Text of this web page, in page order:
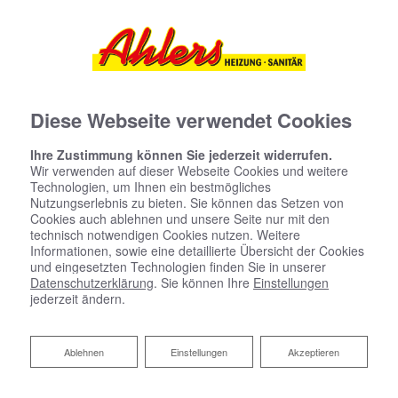
Fresh-up für Ihr Bad von Jürgen
Ahlers
Diese Webseite verwendet Cookies
Ihre Zustimmung können Sie jederzeit widerrufen.
Wir verwenden auf dieser Webseite Cookies und weitere
Technologien, um Ihnen ein bestmögliches
Nutzungserlebnis zu bieten. Sie können das Setzen von
Cookies auch ablehnen und unsere Seite nur mit den
technisch notwendigen Cookies nutzen. Weitere
Informationen, sowie eine detaillierte Übersicht der Cookies
und eingesetzten Technologien finden Sie in unserer
Datenschutzerklärung. Sie können Ihre Einstellungen
jederzeit ändern.
Akzeptieren
Einstellungen
Ablehnen
Ablehnen